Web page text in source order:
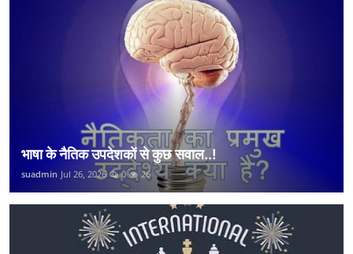
भाषा के नैतिक उपदेशकों से कुछ सवाल..!
suadmin Jul 26, 2026 0 26